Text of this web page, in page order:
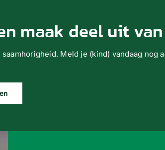
maak deel uit van
Meld je (kind) vandaag nog